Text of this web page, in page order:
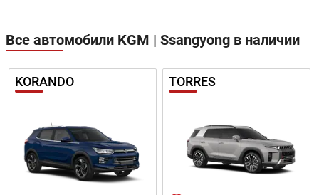
Все автомобили KGM | Ssangyong в наличии
KORANDO TORRES